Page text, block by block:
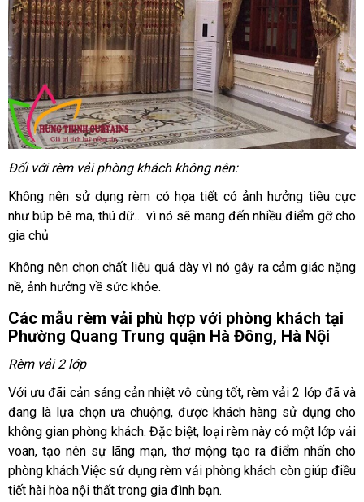
Đối với rèm vải phòng khách không nên:
Không nên sử dụng rèm có họa tiết có ảnh hưởng tiêu cực
như búp bê ma, thú dữ… vì nó sẽ mang đến nhiều điểm gỡ cho
gia chủ
Không nên chọn chất liệu quá dày vì nó gây ra cảm giác nặng
nề, ảnh hưởng về sức khỏe.
Các mẫu rèm vải phù hợp với phòng khách tại
Phường Quang Trung quận Hà Đông, Hà Nội
Rèm vải 2 lớp
Với ưu đãi cản sáng cản nhiệt vô cùng tốt, rèm vải 2 lớp đã và
đang là lựa chọn ưa chuộng, được khách hàng sử dụng cho
không gian phòng khách. Đặc biệt, loại rèm này có một lớp vải
voan, tạo nên sự lãng mạn, thơ mộng tạo ra điểm nhấn cho
phòng khách.Việc sử dụng rèm vải phòng khách còn giúp điều
tiết hài hòa nội thất trong gia đình bạn.